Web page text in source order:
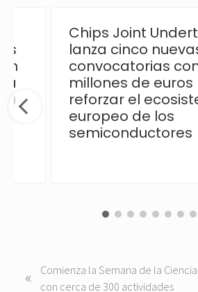
Chips Joint
lanza cinco
convocatorias
millones de
reforzar el
europeo de los
semiconductores
r
«
Comienza la Semana de la
con cerca de 300 actividades